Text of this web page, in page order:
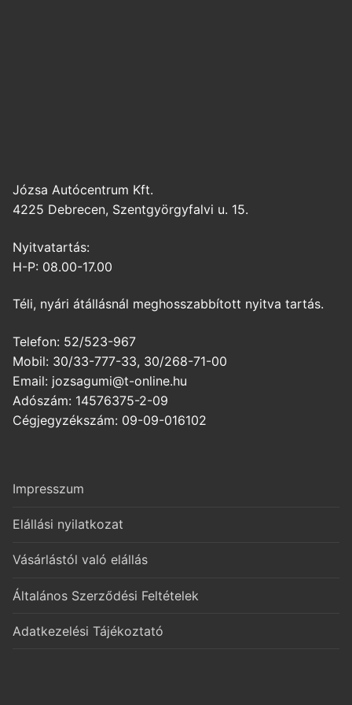
Józsa Autócentrum Kft.
4225 Debrecen, Szentgyörgyfalvi u. 15.
Nyitvatartás:
H-P: 08.00-17.00
Téli, nyári átállásnál meghosszabbított nyitva tartás.
Telefon: 52/523-967
Mobil: 30/33-777-33, 30/268-71-00
Email: jozsagumi@t-online.hu
Adószám: 14576375-2-09
Cégjegyzékszám: 09-09-016102
Impresszum
Elállási nyilatkozat
Vásárlástól való elállás
Általános Szerződési Feltételek
Adatkezelési Tájékoztató